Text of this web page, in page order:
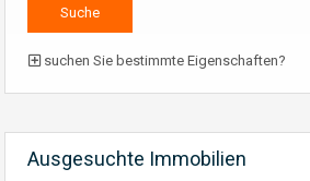
suchen Sie bestimmte Eigenschaften?
Ausgesuchte Immobilien